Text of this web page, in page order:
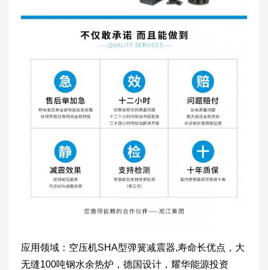
应用领域：空压机SHA型弹簧减震器,寿命长优点，大
无缝100吨钢水余热炉，德国设计，耀华能源投资